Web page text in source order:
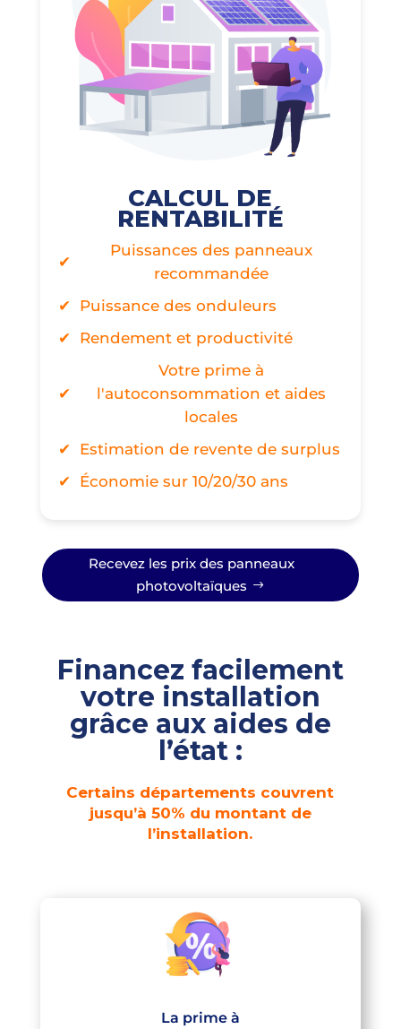
CALCUL DE
RENTABILITÉ
Puissances des panneaux
recommandée
Puissance des onduleurs
Rendement et productivité
Votre prime à
l'autoconsommation et aides
locales
Estimation de revente de surplus
Économie sur 10/20/30 ans
Recevez les prix des panneaux
photovoltaïques
Financez facilement
votre installation
grâce aux aides de
l’état :
Certains départements couvrent
jusqu’à 50% du montant de
l’installation.
La prime à